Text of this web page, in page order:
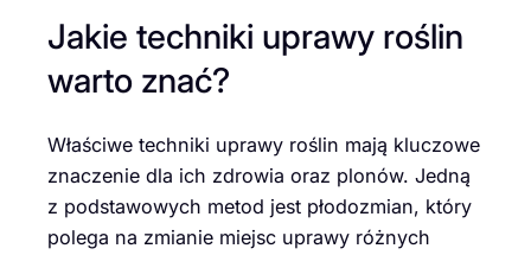
Jakie techniki uprawy roślin
warto znać?
Właściwe techniki uprawy roślin mają kluczowe
znaczenie dla ich zdrowia oraz plonów. Jedną
z podstawowych metod jest płodozmian, który
polega na zmianie miejsc uprawy różnych